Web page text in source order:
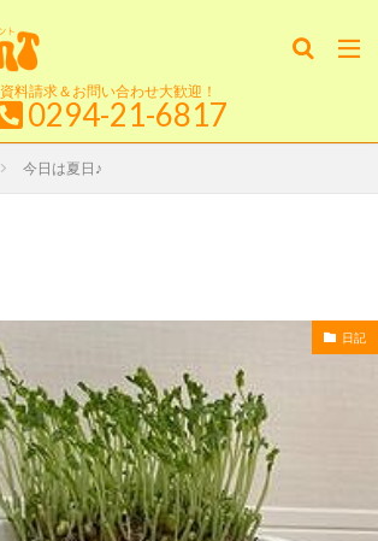
資料請求＆お問い合わせ大歓迎！
0294-21-6817
今日は夏日♪
日記